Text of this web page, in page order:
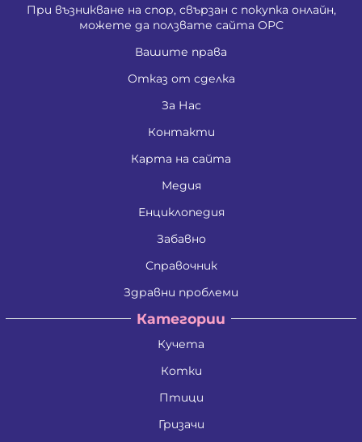
При възникване на спор, свързан с покупка онлайн,
можете да ползвате сайта ОРС
Вашите права
Отказ от сделка
За Нас
Контакти
Карта на сайта
Медия
Енциклопедия
Забавно
Справочник
Здравни проблеми
Категории
Кучета
Котки
Птици
Гризачи